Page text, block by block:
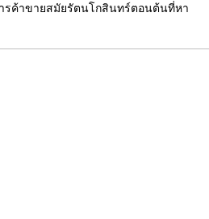
ค้าขายสมัยรัตนโกสินทร์ตอนต้นที่หา